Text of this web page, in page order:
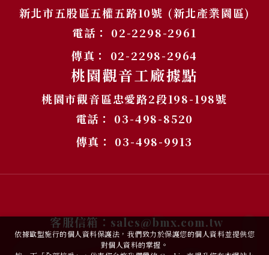
新北市五股區五權五路10號 (新北產業園區)
電話：
02-2298-2961
傳真：
02-2298-2964
桃園觀音工廠據點
桃園市觀音區忠愛路2段198-198號
電話：
03-498-8520
傳真：
03-498-9913
客服信箱：sales@bmx.com.tw
依據歐盟施行的個人資料保護法，我們致力於保護您的個人資料並提供您
對個人資料的掌握。